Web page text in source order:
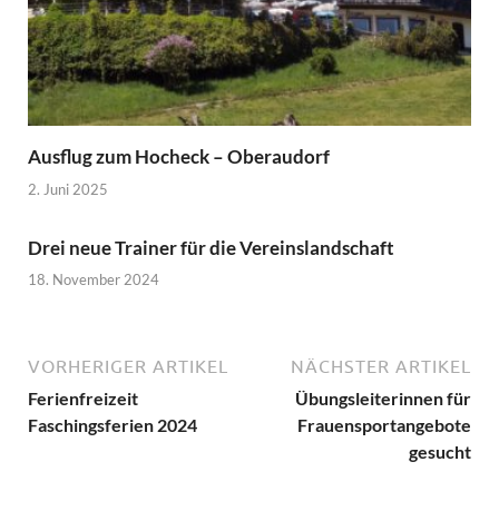
Ausflug zum Hocheck – Oberaudorf
2. Juni 2025
Drei neue Trainer für die Vereinslandschaft
18. November 2024
VORHERIGER ARTIKEL
Ferienfreizeit
Faschingsferien 2024
NÄCHSTER ARTIKEL
Übungsleiterinnen für
Frauensportangebote
gesucht